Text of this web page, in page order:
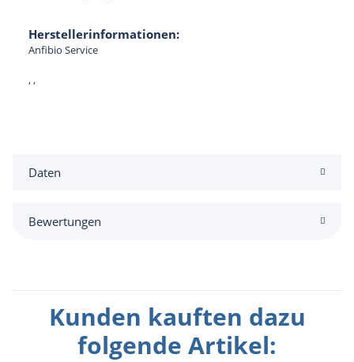
Herstellerinformationen:
Anfibio Service
, ,
Daten
Bewertungen
Kunden kauften dazu
folgende Artikel: